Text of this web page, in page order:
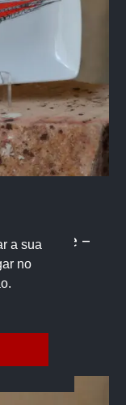
a sua
no
Alegre –